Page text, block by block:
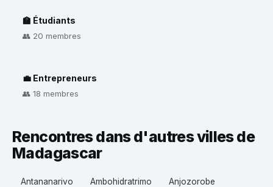
🏫 Étudiants
👥 20 membres
💼 Entrepreneurs
👥 18 membres
Rencontres dans d'autres villes de
Madagascar
Antananarivo Ambohidratrimo Anjozorobe